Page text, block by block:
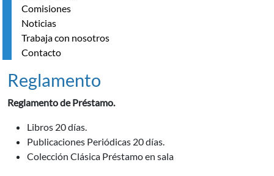
Comisiones
Noticias
Trabaja con nosotros
Contacto
Reglamento
Reglamento de Préstamo.
Libros 20 días.
Publicaciones Periódicas 20 días.
Colección Clásica Préstamo en sala